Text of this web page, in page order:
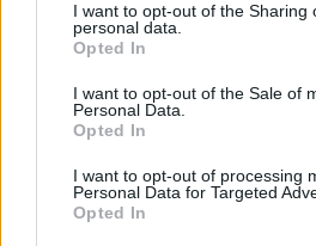
I want to opt-out of the Sharing
personal data.
Opted In
I want to opt-out of the Sale of
Personal Data.
Opted In
I want to opt-out of processing
Personal Data for Targeted
Opted In
togliendo, sempre
attesa».
Don Paolo Macchi
parrocchia di Santo